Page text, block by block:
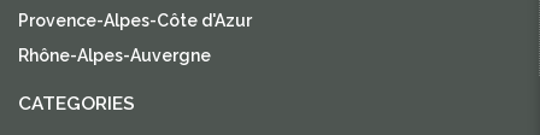
Provence-Alpes-Côte d'Azur
Rhône-Alpes-Auvergne
CATEGORIES